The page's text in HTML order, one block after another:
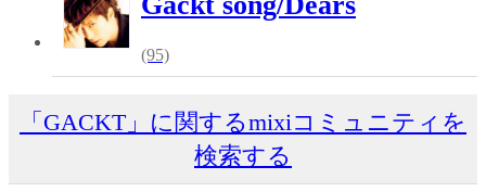
(95)
「GACKT」に関するmixiコミュニティを
検索する